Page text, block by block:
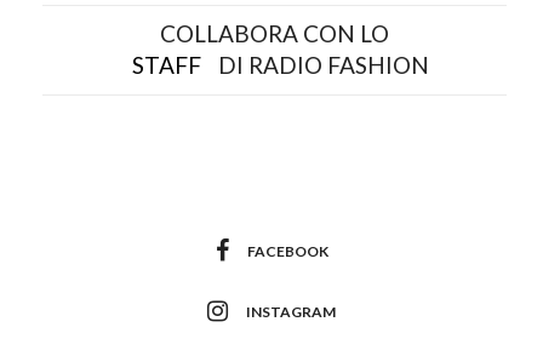
COLLABORA CON LO
STAFF
DI RADIO FASHION
FACEBOOK
INSTAGRAM